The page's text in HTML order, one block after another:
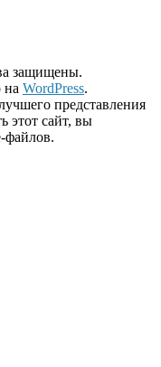
защищены.
на WordPress.
представления
этот сайт, вы
файлов.